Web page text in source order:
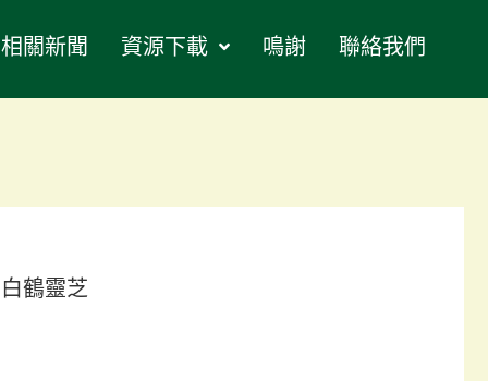
相關新聞 資源下載 鳴謝 聯絡我們
白鶴靈芝